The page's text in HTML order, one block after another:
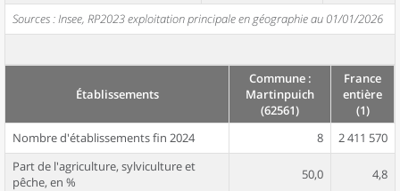
Sources : Insee, RP2023 exploitation principale en géographie au 01/01/2026
Établissements
Commune :
Martinpuich
(62561)
France
entière
(1)
Nombre d'établissements fin 2024
8
2 411 570
Part de l'agriculture, sylviculture et
pêche, en %
50,0 4,8